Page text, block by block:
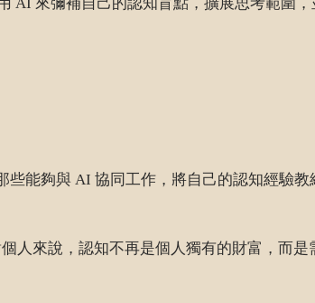
能夠與 AI 協同工作，將自己的認知經驗
人來說，認知不再是個人獨有的財富，而